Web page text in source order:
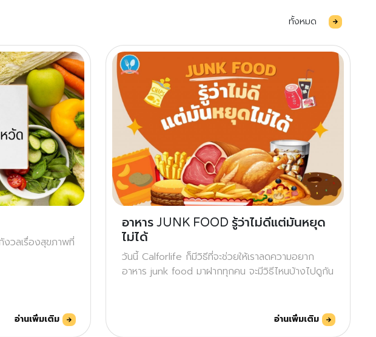
ทั้งหมด
งวลเรื่องสุขภาพที่
อ่านเพิ่มเติม
อาหาร JUNK FOOD รู้ว่าไม่ดีแต่มันหยุด
ไม่ได้
วันนี้ Calforlife ก็มีวิธีที่จะช่วยให้เราลดความอยาก
อาหาร junk food มาฝากทุกคน จะมีวิธีไหนบ้างไปดูกัน
อ่านเพิ่มเติม